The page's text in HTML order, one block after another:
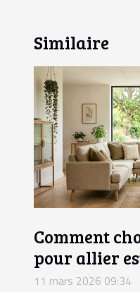
Similaire
Comment
pour allier
durabilité?
11 mars 2026 09:34